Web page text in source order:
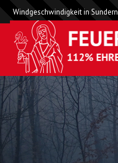
Windgeschwindigkeit in